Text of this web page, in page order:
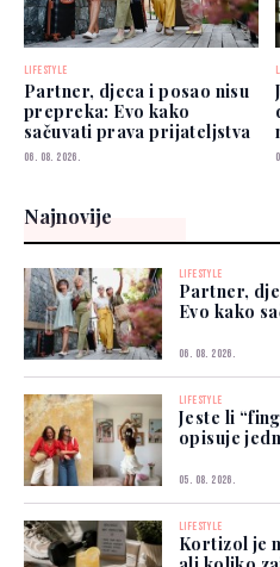
LIFESTYLE
Partner, djeca i posao nisu
prepreka: Evo kako
sačuvati prava prijateljstva
06. 08. 2026.
Najnovije
LIFESTYLE
Partner,
Evo kako
06. 08. 2026.
LIFESTYLE
Jeste li
opisuje
05. 08. 2026.
LIFESTYLE
Kortizol je